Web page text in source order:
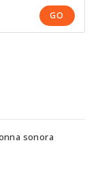
GO
sonora